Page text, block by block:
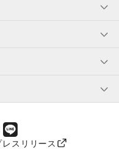
ズ
レスリリース